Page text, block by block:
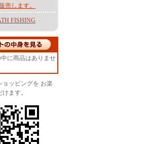
売します。
FISHING
に商品はありませ
ョッピングを お楽
ます。